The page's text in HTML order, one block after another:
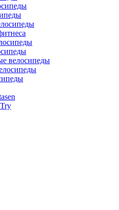
велосипеды